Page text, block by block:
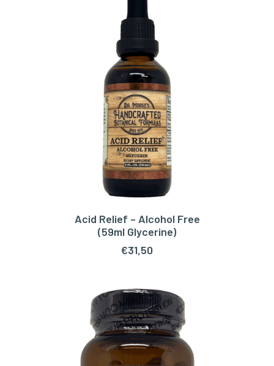
TOEVOEGEN AAN WINKELWAGEN
Acid Relief – Alcohol Free
(59ml Glycerine)
€31,50